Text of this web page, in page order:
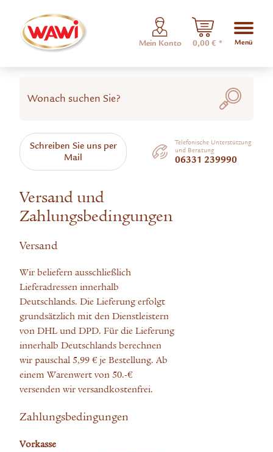
Mein Konto 0,00 € * Menü
Schreiben Sie uns per
Mail
Telefonische Unterstützung
und Beratung
06331 239990
Versand und
Zahlungsbedingungen
Versand
Wir beliefern ausschließlich
Lieferadressen innerhalb
Deutschlands. Die Lieferung erfolgt
grundsätzlich mit den Dienstleistern
von DHL und DPD. Für die Lieferung
innerhalb Deutschlands berechnen
wir pauschal 5,99 € je Bestellung. Ab
einem Warenwert von 50.-€
versenden wir versandkostenfrei.
Zahlungsbedingungen
Vorkasse